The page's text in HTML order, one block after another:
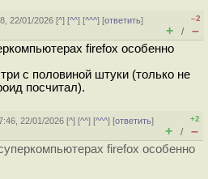
22/01/2026 [^] [^^] [^^^] [ответить]
–2
+ / –
firefox особенно
с половиной штуки (только не
посчитал).
22/01/2026 [^] [^^] [^^^] [ответить]
+2
+ / –
firefox особенно